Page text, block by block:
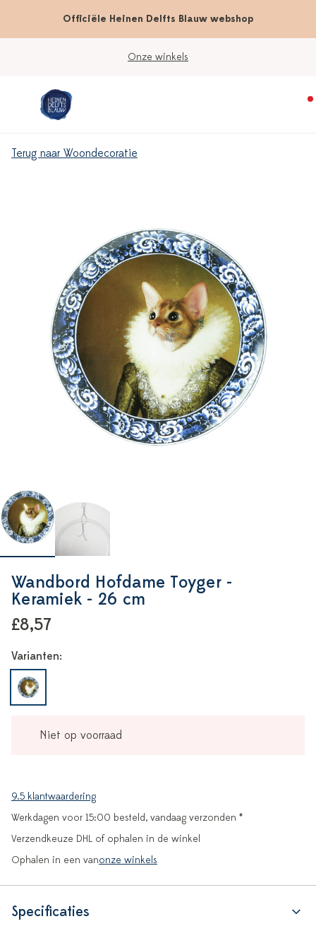
Officiële Heinen Delfts Blauw webshop
Onze winkels
Terug naar Woondecoratie
Wandbord Hofdame Toyger -
Keramiek - 26 cm
£8,57
Varianten:
Niet op voorraad
9.5 klantwaardering
Werkdagen voor 15:00 besteld, vandaag verzonden *
Verzendkeuze DHL of ophalen in de winkel
Ophalen in een vanonze winkels
Specificaties